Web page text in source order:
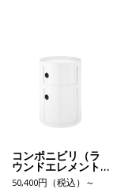
コンポニビリ（ラ
ウンドエレメント
LH）
50,400円（税込）～